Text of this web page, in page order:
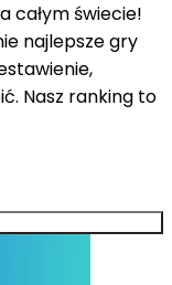
całym świecie!
najlepsze gry
Nasz ranking to